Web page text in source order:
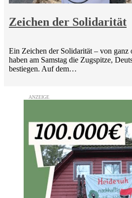
Zeichen der Solidarität
Ein Zeichen der Solidarität – von ganz
haben am Samstag die Zugspitze,
bestiegen. Auf dem…